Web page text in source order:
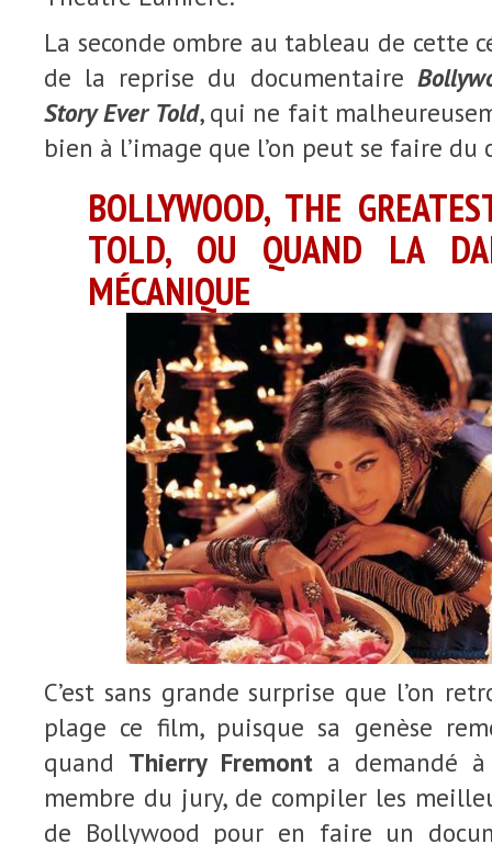
La seconde ombre au tableau de cette
de la reprise du documentaire
Story Ever Told, qui ne fait
bien à l’image que l’on peut se faire
BOLLYWOOD, THE
TOLD, OU QUAND LA
MÉCANIQUE
C’est sans grande surprise que l’on
plage ce film, puisque sa genèse
quand Thierry Fremont a demandé
membre du jury, de compiler les
de Bollywood pour en faire un